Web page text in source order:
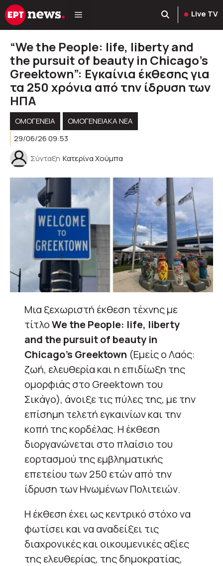
Μετάβαση
σε
Live TV
“We the People: life, liberty and
the pursuit of beauty in Chicago’s
Greektown”: Εγκαίνια έκθεσης για
τα 250 χρόνια από την ίδρυση των
ΗΠΑ
ΟΜΟΓΈΝΕΙΑ
ΟΜΟΓΕΝΕΙΑΚΆ ΝΈΑ
29/06/26 09:53
Σύνταξη Κατερίνα Χούμπα
Μια ξεχωριστή έκθεση τέχνης με
τίτλοWe the People: life, liberty
and the pursuit of beauty in
Chicago’s Greektown (Εμείς ο Λαός:
ζωή, ελευθερία και η επιδίωξη της
ομορφιάς στο Greektown του
Σικάγο), άνοιξε τις πύλες της, με την
επίσημη τελετή εγκαινίων και την
κοπή της κορδέλας. Η έκθεση
διοργανώνεται στο πλαίσιο του
εορτασμού της εμβληματικής
επετείου των 250 ετών από την
ίδρυση των Ηνωμένων Πολιτειών.
Η έκθεση έχει ως κεντρικό στόχο να
φωτίσει και να αναδείξει τις
διαχρονικές και οικουμενικές αξίες
της ελευθερίας, της δημοκρατίας,